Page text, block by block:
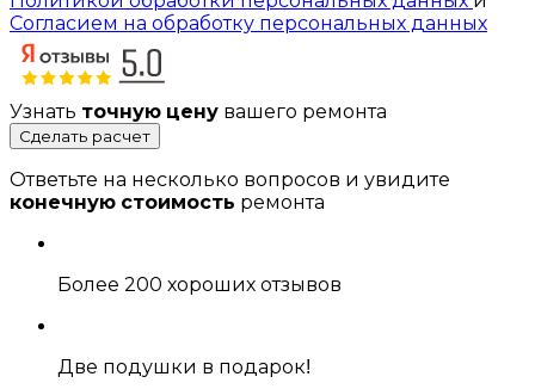
Согласием на обработку персональных данных
Узнать точную цену вашего ремонта
Сделать расчет
Ответьте на несколько вопросов и увидите
конечную стоимость ремонта
Более 200 хороших отзывов
Две подушки в подарок!